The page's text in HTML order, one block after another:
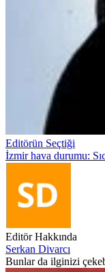
Editörün Seçtiği
İzmir hava durumu:
Editör Hakkında
Serkan Divarcı
Bunlar da ilginizi